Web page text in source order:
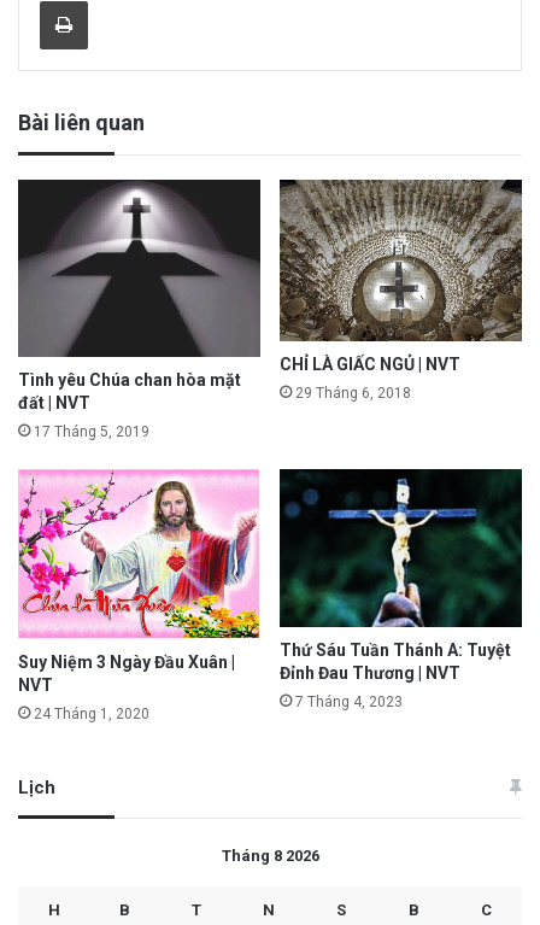
Bài liên quan
Tình yêu Chúa chan hòa mặt
đất | NVT
17 Tháng 5, 2019
CHỈ LÀ GIẤC NGỦ | NVT
29 Tháng 6, 2018
Suy Niệm 3 Ngày Đầu Xuân |
NVT
24 Tháng 1, 2020
Thứ Sáu Tuần Thánh A: Tuyệt
Đỉnh Đau Thương | NVT
7 Tháng 4, 2023
Lịch
Tháng 8 2026
H B T N S B C